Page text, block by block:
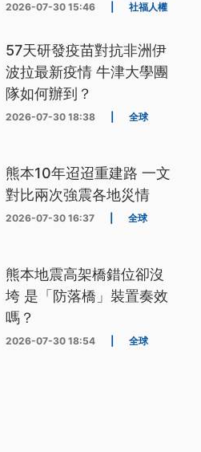
2026-07-30 15:46 社福人權
57天研發疫苗對抗非洲伊
波拉最新疫情 牛津大學團
隊如何辦到？
2026-07-30 18:38 全球
熊本10年迢迢重建路 一文
對比兩次強震各地災情
2026-07-30 16:37 全球
熊本地震高架橋錯位卻沒
垮 是「防落橋」裝置奏效
嗎？
2026-07-30 18:54 全球